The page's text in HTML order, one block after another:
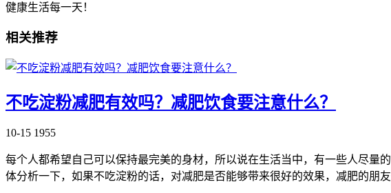
健康生活每一天！
相关推荐
不吃淀粉减肥有效吗？减肥饮食要注意什么？
10-15 1955
每个人都希望自己可以保持最完美的身材，所以说在生活当中，有一些人尽量
体分析一下，如果不吃淀粉的话，对减肥是否能够带来很好的效果，减肥的